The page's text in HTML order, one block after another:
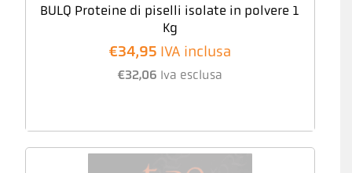
BULQ Proteine di piselli isolate in polvere 1
Kg
€34,95 IVA inclusa
€32,06 Iva esclusa